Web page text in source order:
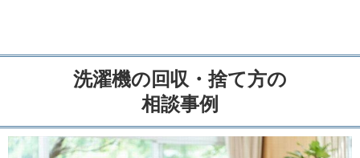
洗濯機の回収・捨て方の
相談事例